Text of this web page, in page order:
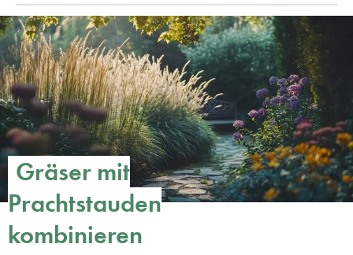
Gräser mit
Prachtstauden
kombinieren